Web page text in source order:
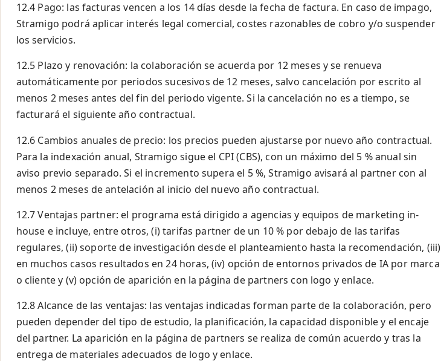
12.4 Pago: las facturas vencen a los 14 días desde la fecha de factura. En caso de impago,
Stramigo podrá aplicar interés legal comercial, costes razonables de cobro y/o suspender
los servicios.
12.5 Plazo y renovación: la colaboración se acuerda por 12 meses y se renueva
automáticamente por periodos sucesivos de 12 meses, salvo cancelación por escrito al
menos 2 meses antes del fin del periodo vigente. Si la cancelación no es a tiempo, se
facturará el siguiente año contractual.
12.6 Cambios anuales de precio: los precios pueden ajustarse por nuevo año contractual.
Para la indexación anual, Stramigo sigue el CPI (CBS), con un máximo del 5 % anual sin
aviso previo separado. Si el incremento supera el 5 %, Stramigo avisará al partner con al
menos 2 meses de antelación al inicio del nuevo año contractual.
12.7 Ventajas partner: el programa está dirigido a agencias y equipos de marketing in-
house e incluye, entre otros, (i) tarifas partner de un 10 % por debajo de las tarifas
regulares, (ii) soporte de investigación desde el planteamiento hasta la recomendación, (iii)
en muchos casos resultados en 24 horas, (iv) opción de entornos privados de IA por marca
o cliente y (v) opción de aparición en la página de partners con logo y enlace.
12.8 Alcance de las ventajas: las ventajas indicadas forman parte de la colaboración, pero
pueden depender del tipo de estudio, la planificación, la capacidad disponible y el encaje
del partner. La aparición en la página de partners se realiza de común acuerdo y tras la
entrega de materiales adecuados de logo y enlace.